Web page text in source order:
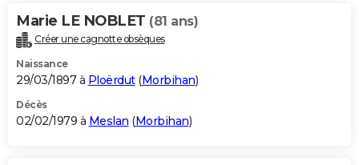
Marie LE NOBLET (81 ans)
Créer une cagnotte obsèques
Naissance
29/03/1897 à Ploërdut(Morbihan)
Décès
02/02/1979 à Meslan (Morbihan)